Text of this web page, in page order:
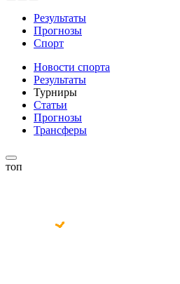
Результаты
Прогнозы
Спорт
Новости спорта
Результаты
Турниры
Статьи
Прогнозы
Трансферы
топ